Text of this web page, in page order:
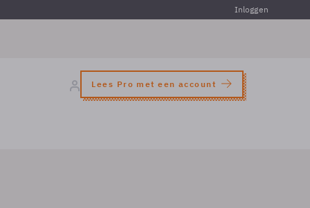
Inloggen
Lees Pro met een account